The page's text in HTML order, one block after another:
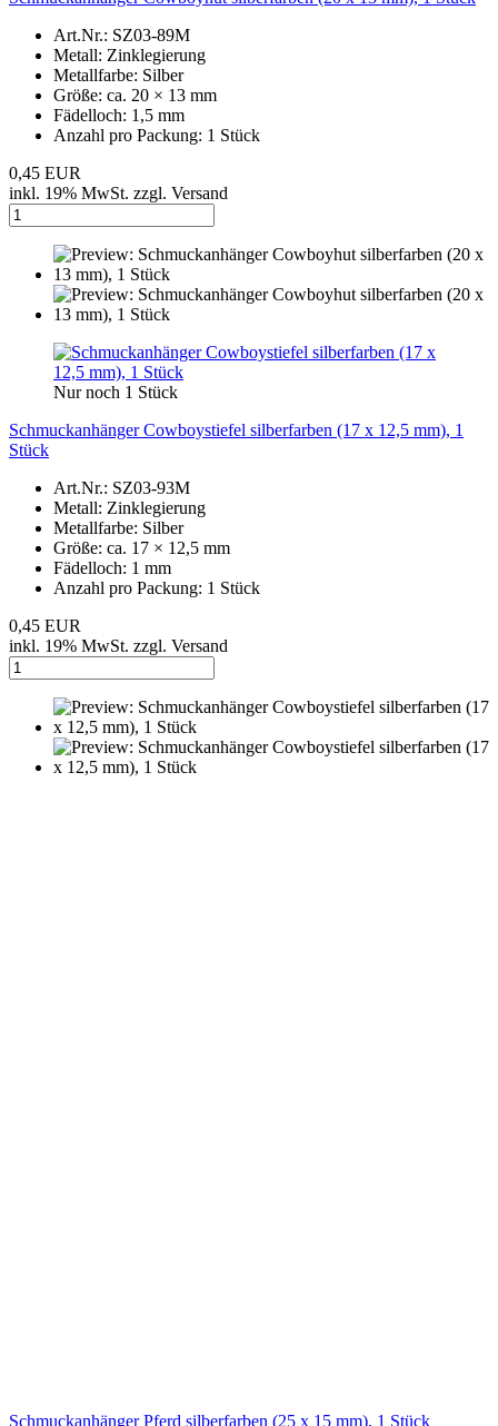
Art.Nr.: SZ03-89M
Metall: Zinklegierung
Metallfarbe: Silber
Größe: ca. 20 × 13 mm
Fädelloch: 1,5 mm
Anzahl pro Packung: 1 Stück
0,45 EUR
inkl. 19% MwSt. zzgl. Versand
Nur noch 1 Stück
Schmuckanhänger Cowboystiefel silberfarben (17 x 12,5 mm), 1
Stück
Art.Nr.: SZ03-93M
Metall: Zinklegierung
Metallfarbe: Silber
Größe: ca. 17 × 12,5 mm
Fädelloch: 1 mm
Anzahl pro Packung: 1 Stück
0,45 EUR
inkl. 19% MwSt. zzgl. Versand
Schmuckanhänger Pferd silberfarben (25 x 15 mm), 1 Stück